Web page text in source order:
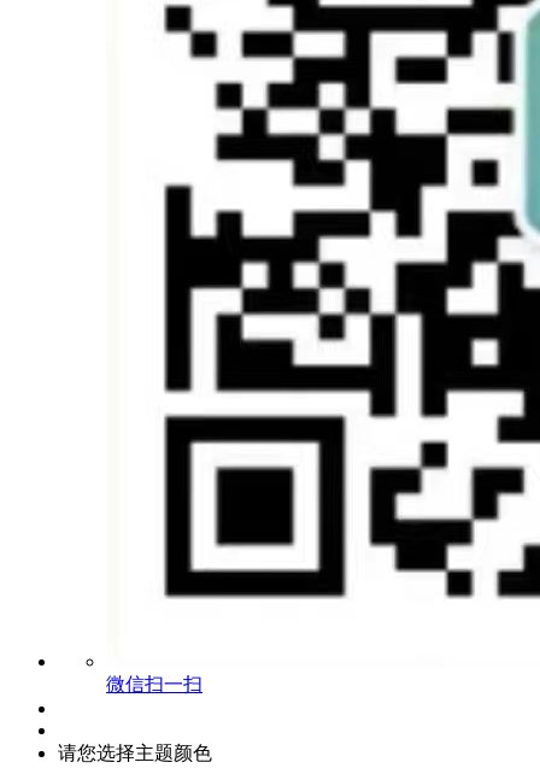
微信扫一扫
请您选择主题颜色